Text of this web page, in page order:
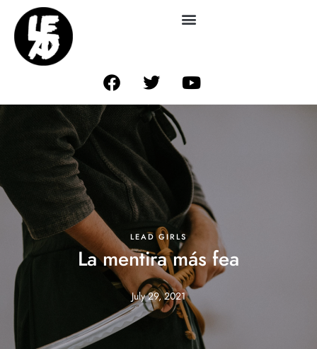
LEAD GIRLS
La mentira más fea
July 29, 2021